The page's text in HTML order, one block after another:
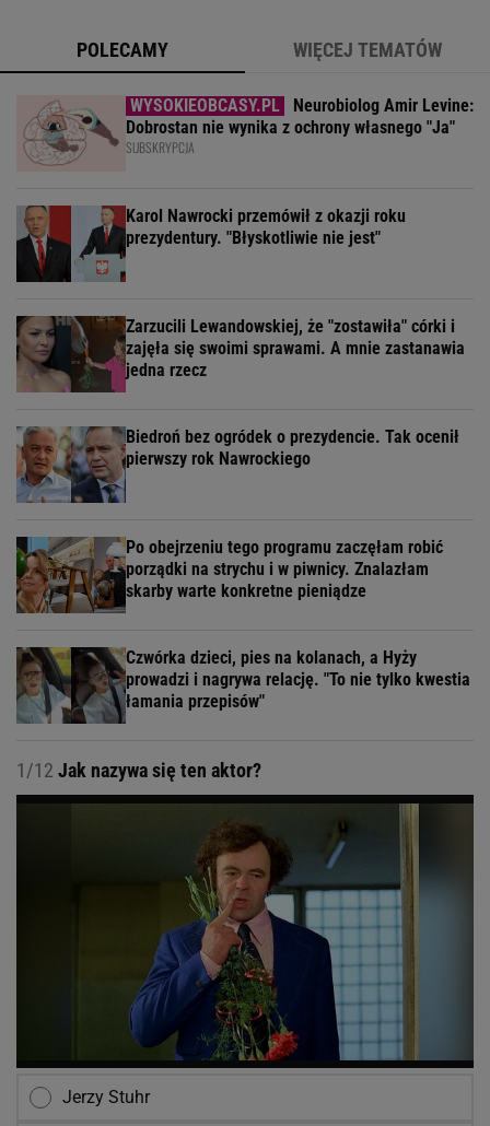
POLECAMY WIĘCEJ TEMATÓW
Neurobiolog Amir Levine:
Dobrostan nie wynika z ochrony własnego "Ja"
SUBSKRYPCJA
Karol Nawrocki przemówił z okazji roku
prezydentury. "Błyskotliwie nie jest"
Zarzucili Lewandowskiej, że "zostawiła" córki i
zajęła się swoimi sprawami. A mnie zastanawia
jedna rzecz
Biedroń bez ogródek o prezydencie. Tak ocenił
pierwszy rok Nawrockiego
Po obejrzeniu tego programu zaczęłam robić
porządki na strychu i w piwnicy. Znalazłam
skarby warte konkretne pieniądze
Czwórka dzieci, pies na kolanach, a Hyży
prowadzi i nagrywa relację. "To nie tylko kwestia
łamania przepisów"
1/12 Jak nazywa się ten aktor?
Jerzy Stuhr